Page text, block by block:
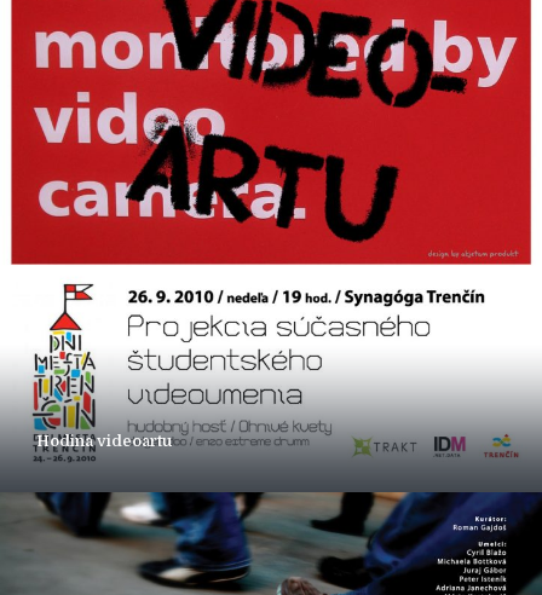
Hodina videoartu